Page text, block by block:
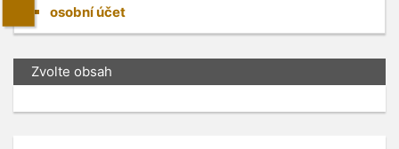
osobní účet
Zvolte obsah